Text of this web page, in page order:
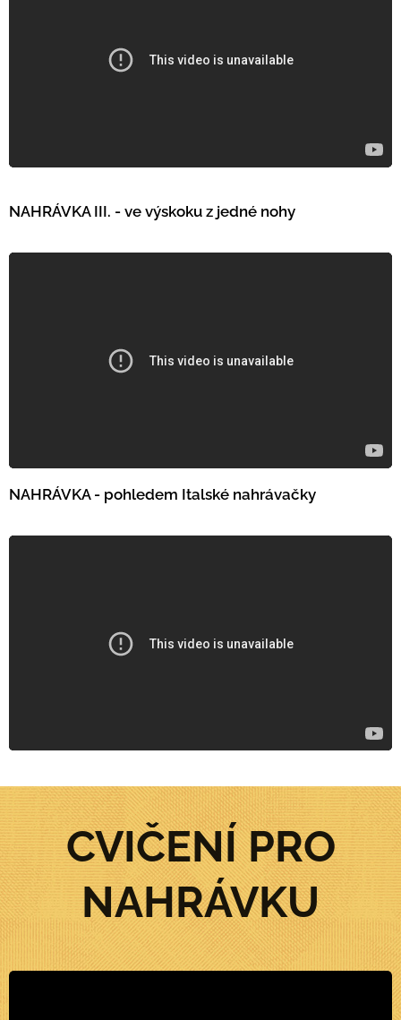
NAHRÁVKA III. - ve výskoku z jedné nohy
NAHRÁVKA - pohledem Italské nahrávačky
CVIČENÍ PRO
NAHRÁVKU